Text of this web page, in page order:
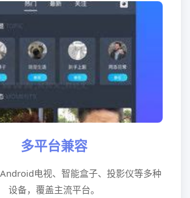
多平台兼容
电视、智能盒子、投影仪等多种
设备，覆盖主流平台。